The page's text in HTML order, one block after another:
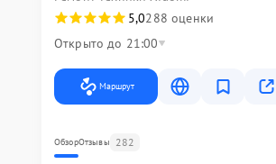
5,0288 оценки
Открыто до 21:00
Маршрут
ОбзорОтзывы 282